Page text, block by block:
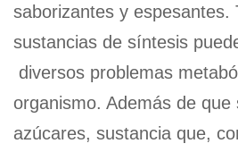
saborizantes y espesantes.
sustancias de síntesis
diversos problemas
organismo. Además de que
azúcares, sustancia que,